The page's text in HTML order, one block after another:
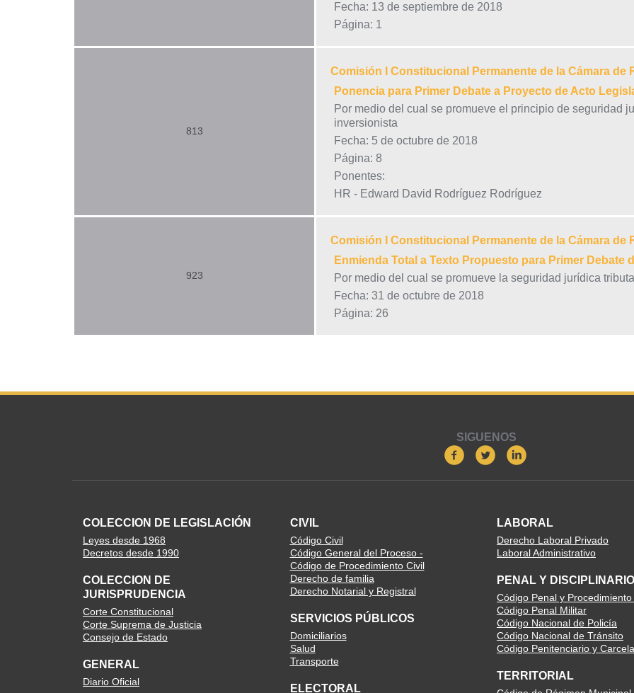
Fecha: 13 de septiembre de 2018
Página: 1
813
Comisión I Constitucional Permanente de la Cámara de
Ponencia para Primer Debate a Proyecto de Acto
Por medio del cual se promueve el principio de seguridad
inversionista
Fecha: 5 de octubre de 2018
Página: 8
Ponentes:
HR - Edward David Rodríguez Rodríguez
923
Comisión I Constitucional Permanente de la Cámara de
Enmienda Total a Texto Propuesto para Primer Debate
Por medio del cual se promueve la seguridad jurídica
Fecha: 31 de octubre de 2018
Página: 26
SIGUENOS
COLECCION DE LEGISLACIÓN
Leyes desde 1968
Decretos desde 1990
COLECCION DE
JURISPRUDENCIA
Corte Constitucional
Corte Suprema de Justicia
Consejo de Estado
GENERAL
Diario Oficial
CIVIL
Código Civil
Código General del Proceso -
Código de Procedimiento Civil
Derecho de familia
Derecho Notarial y Registral
SERVICIOS PÚBLICOS
Domiciliarios
Salud
Transporte
ELECTORAL
LABORAL
Derecho Laboral Privado
Laboral Administrativo
PENAL Y DISCIPLINARIO
Código Penal y Procedimiento
Código Penal Militar
Código Nacional de Policía
Código Nacional de Tránsito
Código Penitenciario y
TERRITORIAL